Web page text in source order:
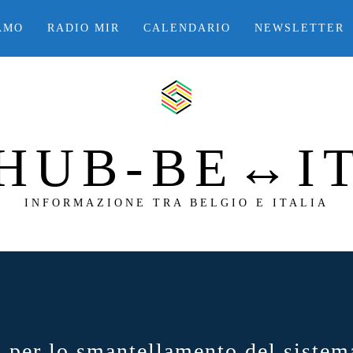
RADIO MIR CALENDARIO NEWSLETTER
INFORMAZIONE TRA BELGIO E ITALIA